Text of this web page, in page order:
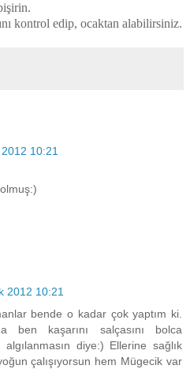
kontrol edip, ocaktan alabilirsiniz.
10:21
2012 10:21
bende o kadar çok yaptım ki.
ben kaşarını salçasını bolca
diye:) Ellerine sağlık
çalışıyorsun hem Mügecik var